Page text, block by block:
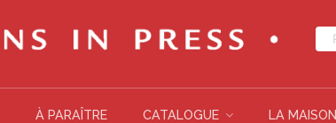
À PARAÎTRE CATALOGUE LA MAISON